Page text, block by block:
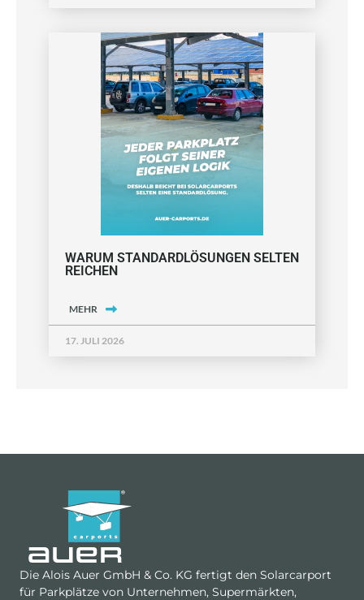
WARUM STANDARDLÖSUNGEN SELTEN
REICHEN
MEHR
17. JULI 2026
Die Alois Auer GmbH & Co. KG fertigt den Solarcarport
für Parkplätze von Unternehmen, Supermärkten,